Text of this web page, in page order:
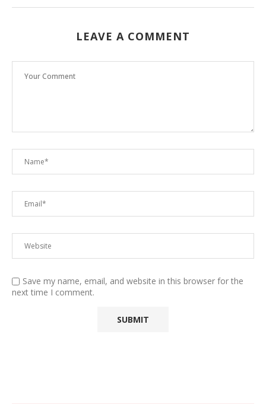
LEAVE A COMMENT
Save my name, email, and website in this browser for the
next time I comment.